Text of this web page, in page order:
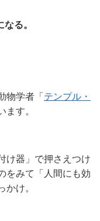
る。
物学者「 テンプル・
ます。
け器」で押さえつけ
をみて「人間にも効
かけ。